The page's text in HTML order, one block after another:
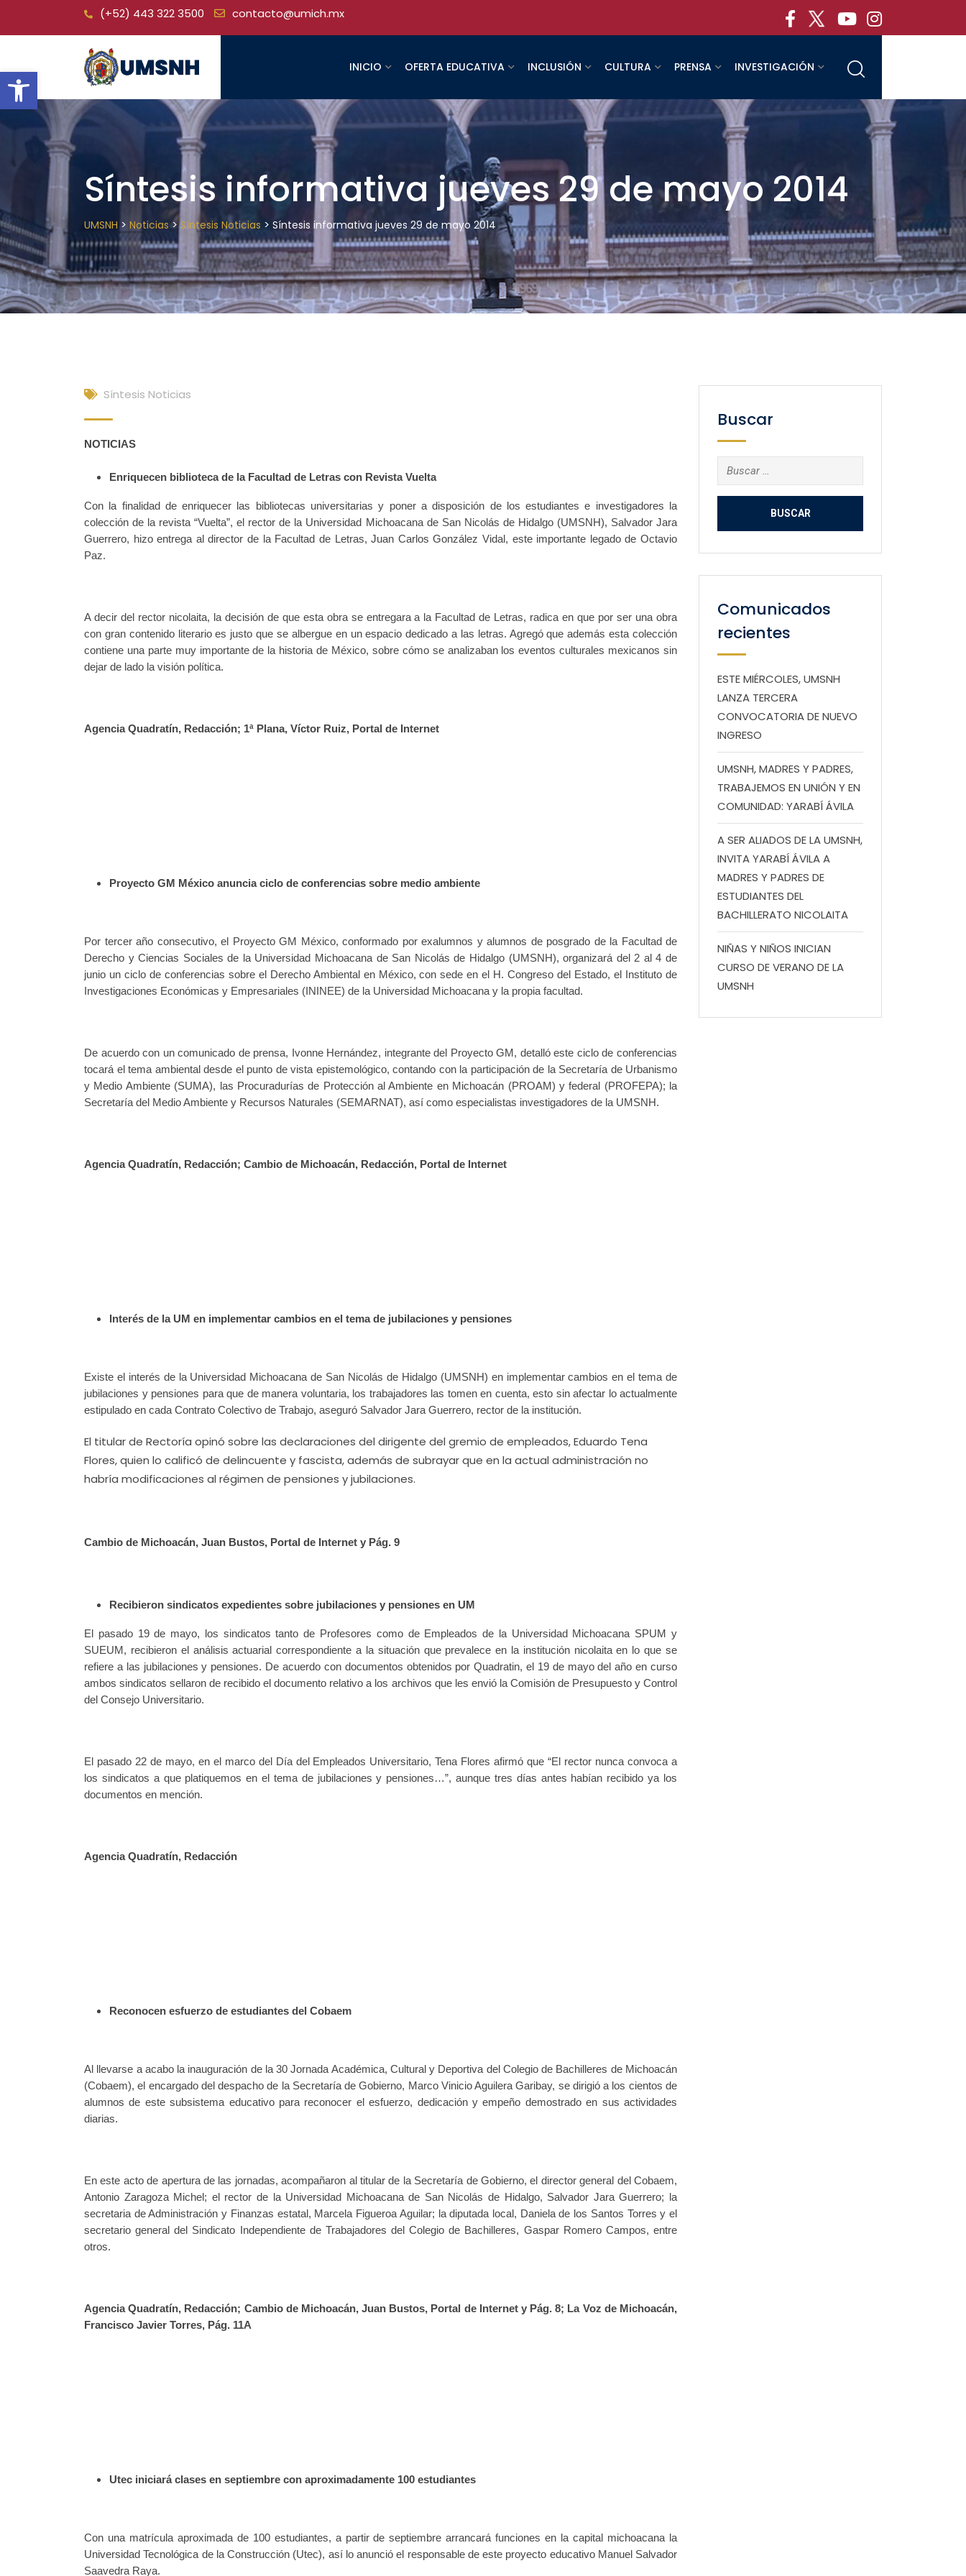
Open toolbar
(+52) 443 322 3500 contacto@umich.mx
INICIO OFERTA EDUCATIVA INCLUSIÓN CULTURA PRENSA INVESTIGACIÓN
Síntesis informativa jueves 29 de mayo 2014
UMSNH > Noticias>Síntesis Noticias > Síntesis informativa jueves 29 de mayo 2014
Síntesis Noticias
NOTICIAS
Enriquecen biblioteca de la Facultad de Letras con Revista Vuelta
Con la finalidad de enriquecer las bibliotecas universitarias y poner a disposición de los estudiantes e investigadores la
colección de la revista “Vuelta”, el rector de la Universidad Michoacana de San Nicolás de Hidalgo (UMSNH), Salvador Jara
Guerrero, hizo entrega al director de la Facultad de Letras, Juan Carlos González Vidal, este importante legado de Octavio
Paz.
A decir del rector nicolaita, la decisión de que esta obra se entregara a la Facultad de Letras, radica en que por ser una obra
con gran contenido literario es justo que se albergue en un espacio dedicado a las letras. Agregó que además esta colección
contiene una parte muy importante de la historia de México, sobre cómo se analizaban los eventos culturales mexicanos sin
dejar de lado la visión política.
Agencia Quadratín, Redacción; 1ª Plana, Víctor Ruiz, Portal de Internet
Proyecto GM México anuncia ciclo de conferencias sobre medio ambiente
Por tercer año consecutivo, el Proyecto GM México, conformado por exalumnos y alumnos de posgrado de la Facultad de
Derecho y Ciencias Sociales de la Universidad Michoacana de San Nicolás de Hidalgo (UMSNH), organizará del 2 al 4 de
junio un ciclo de conferencias sobre el Derecho Ambiental en México, con sede en el H. Congreso del Estado, el Instituto de
Investigaciones Económicas y Empresariales (ININEE) de la Universidad Michoacana y la propia facultad.
De acuerdo con un comunicado de prensa, Ivonne Hernández, integrante del Proyecto GM, detalló este ciclo de conferencias
tocará el tema ambiental desde el punto de vista epistemológico, contando con la participación de la Secretaría de Urbanismo
y Medio Ambiente (SUMA), las Procuradurías de Protección al Ambiente en Michoacán (PROAM) y federal (PROFEPA); la
Secretaría del Medio Ambiente y Recursos Naturales (SEMARNAT), así como especialistas investigadores de la UMSNH.
Agencia Quadratín, Redacción; Cambio de Michoacán, Redacción, Portal de Internet
Interés de la UM en implementar cambios en el tema de jubilaciones y pensiones
Existe el interés de la Universidad Michoacana de San Nicolás de Hidalgo (UMSNH) en implementar cambios en el tema de
jubilaciones y pensiones para que de manera voluntaria, los trabajadores las tomen en cuenta, esto sin afectar lo actualmente
estipulado en cada Contrato Colectivo de Trabajo, aseguró Salvador Jara Guerrero, rector de la institución.
El titular de Rectoría opinó sobre las declaraciones del dirigente del gremio de empleados, Eduardo Tena
Flores, quien lo calificó de delincuente y fascista, además de subrayar que en la actual administración no
habría modificaciones al régimen de pensiones y jubilaciones.
Cambio de Michoacán, Juan Bustos, Portal de Internet y Pág. 9
Recibieron sindicatos expedientes sobre jubilaciones y pensiones en UM
El pasado 19 de mayo, los sindicatos tanto de Profesores como de Empleados de la Universidad Michoacana SPUM y
SUEUM, recibieron el análisis actuarial correspondiente a la situación que prevalece en la institución nicolaita en lo que se
refiere a las jubilaciones y pensiones. De acuerdo con documentos obtenidos por Quadratin, el 19 de mayo del año en curso
ambos sindicatos sellaron de recibido el documento relativo a los archivos que les envió la Comisión de Presupuesto y Control
del Consejo Universitario.
El pasado 22 de mayo, en el marco del Día del Empleados Universitario, Tena Flores afirmó que “El rector nunca convoca a
los sindicatos a que platiquemos en el tema de jubilaciones y pensiones…”, aunque tres días antes habían recibido ya los
documentos en mención.
Agencia Quadratín, Redacción
Reconocen esfuerzo de estudiantes del Cobaem
Al llevarse a acabo la inauguración de la 30 Jornada Académica, Cultural y Deportiva del Colegio de Bachilleres de Michoacán
(Cobaem), el encargado del despacho de la Secretaría de Gobierno, Marco Vinicio Aguilera Garibay, se dirigió a los cientos de
alumnos de este subsistema educativo para reconocer el esfuerzo, dedicación y empeño demostrado en sus actividades
diarias.
En este acto de apertura de las jornadas, acompañaron al titular de la Secretaría de Gobierno, el director general del Cobaem,
Antonio Zaragoza Michel; el rector de la Universidad Michoacana de San Nicolás de Hidalgo, Salvador Jara Guerrero; la
secretaria de Administración y Finanzas estatal, Marcela Figueroa Aguilar; la diputada local, Daniela de los Santos Torres y el
secretario general del Sindicato Independiente de Trabajadores del Colegio de Bachilleres, Gaspar Romero Campos, entre
otros.
Agencia Quadratín, Redacción; Cambio de Michoacán, Juan Bustos, Portal de Internet y Pág. 8; La Voz de Michoacán,
Francisco Javier Torres, Pág. 11A
Utec iniciará clases en septiembre con aproximadamente 100 estudiantes
Con una matrícula aproximada de 100 estudiantes, a partir de septiembre arrancará funciones en la capital michoacana la
Universidad Tecnológica de la Construcción (Utec), así lo anunció el responsable de este proyecto educativo Manuel Salvador
Saavedra Raya.
Buscar
Buscar:
Comunicados
recientes
ESTE MIÉRCOLES, UMSNH
LANZA TERCERA
CONVOCATORIA DE NUEVO
INGRESO
UMSNH, MADRES Y PADRES,
TRABAJEMOS EN UNIÓN Y EN
COMUNIDAD: YARABÍ ÁVILA
A SER ALIADOS DE LA UMSNH,
INVITA YARABÍ ÁVILA A
MADRES Y PADRES DE
ESTUDIANTES DEL
BACHILLERATO NICOLAITA
NIÑAS Y NIÑOS INICIAN
CURSO DE VERANO DE LA
UMSNH